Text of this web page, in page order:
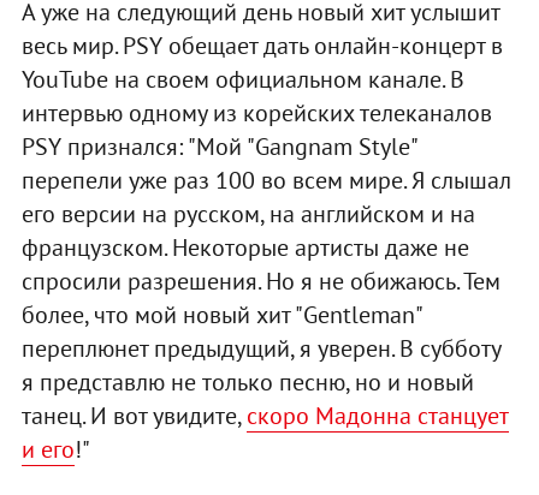
А уже на следующий день новый хит услышит
весь мир. PSY обещает дать онлайн-концерт в
YouTube на своем официальном канале. В
интервью одному из корейских телеканалов
PSY признался: "Мой "Gangnam Style"
перепели уже раз 100 во всем мире. Я слышал
его версии на русском, на английском и на
французском. Некоторые артисты даже не
спросили разрешения. Но я не обижаюсь. Тем
более, что мой новый хит "Gentleman"
переплюнет предыдущий, я уверен. В субботу
я представлю не только песню, но и новый
танец. И вот увидите,скоро Мадонна станцует
и его!"